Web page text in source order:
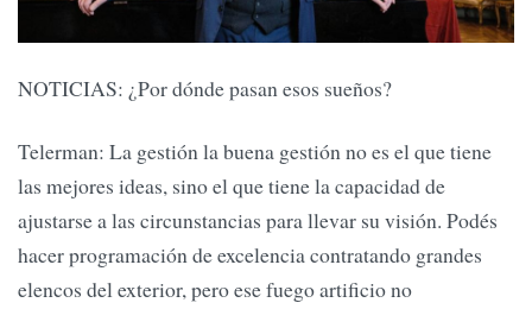
NOTICIAS: ¿Por dónde pasan esos sueños?
Telerman: La gestión la buena gestión no es el que tiene
las mejores ideas, sino el que tiene la capacidad de
ajustarse a las circunstancias para llevar su visión. Podés
hacer programación de excelencia contratando grandes
elencos del exterior, pero ese fuego artificio no